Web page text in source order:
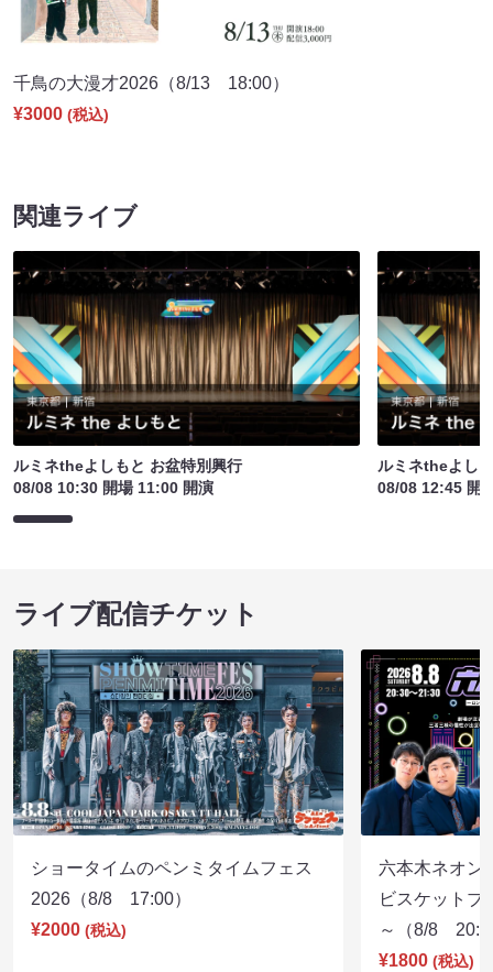
千鳥の大漫才2026（8/13 18:00）
¥3000 (税込)
関連ライブ
ルミネtheよしもと お盆特別興行
08/08 10:30 開場 11:00 開演
ルミネtheよし
08/08 12:45 開
ライブ配信チケット
ショータイムのペンミタイムフェス
2026（8/8 17:00）
¥2000 (税込)
六本木ネオン
ビスケットブ
～（8/8
¥1800 (税込)